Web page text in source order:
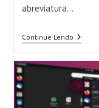
abreviatura…
Continue LendoComo
Instalar
Usar
O
PGP
No
MacOS